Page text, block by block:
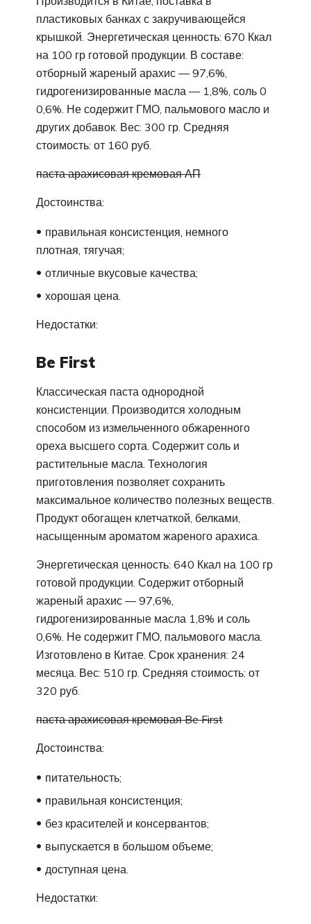
пластиковых банках с закручивающейся
крышкой. Энергетическая ценность: 670 Ккал
на 100 гр готовой продукции. В составе:
отборный жареный арахис — 97,6%,
гидрогенизированные масла — 1,8%, соль 0
0,6%. Не содержит ГМО, пальмового масло и
других добавок. Вес: 300 гр. Средняя
стоимость: от 160 руб.
паста арахисовая кремовая АП
Достоинства:
правильная консистенция, немного
плотная, тягучая;
отличные вкусовые качества;
хорошая цена.
Недостатки:
Be First
Классическая паста однородной
консистенции. Производится холодным
способом из измельченного обжаренного
ореха высшего сорта. Содержит соль и
растительные масла. Технология
приготовления позволяет сохранить
максимальное количество полезных веществ.
Продукт обогащен клетчаткой, белками,
насыщенным ароматом жареного арахиса.
Энергетическая ценность: 640 Ккал на 100 гр
готовой продукции. Содержит отборный
жареный арахис — 97,6%,
гидрогенизированные масла 1,8% и соль
0,6%. Не содержит ГМО, пальмового масла.
Изготовлено в Китае. Срок хранения: 24
месяца. Вес: 510 гр. Средняя стоимость: от
320 руб.
паста арахисовая кремовая Be First
Достоинства:
питательность;
правильная консистенция;
без красителей и консервантов;
выпускается в большом объеме;
доступная цена.
Недостатки: